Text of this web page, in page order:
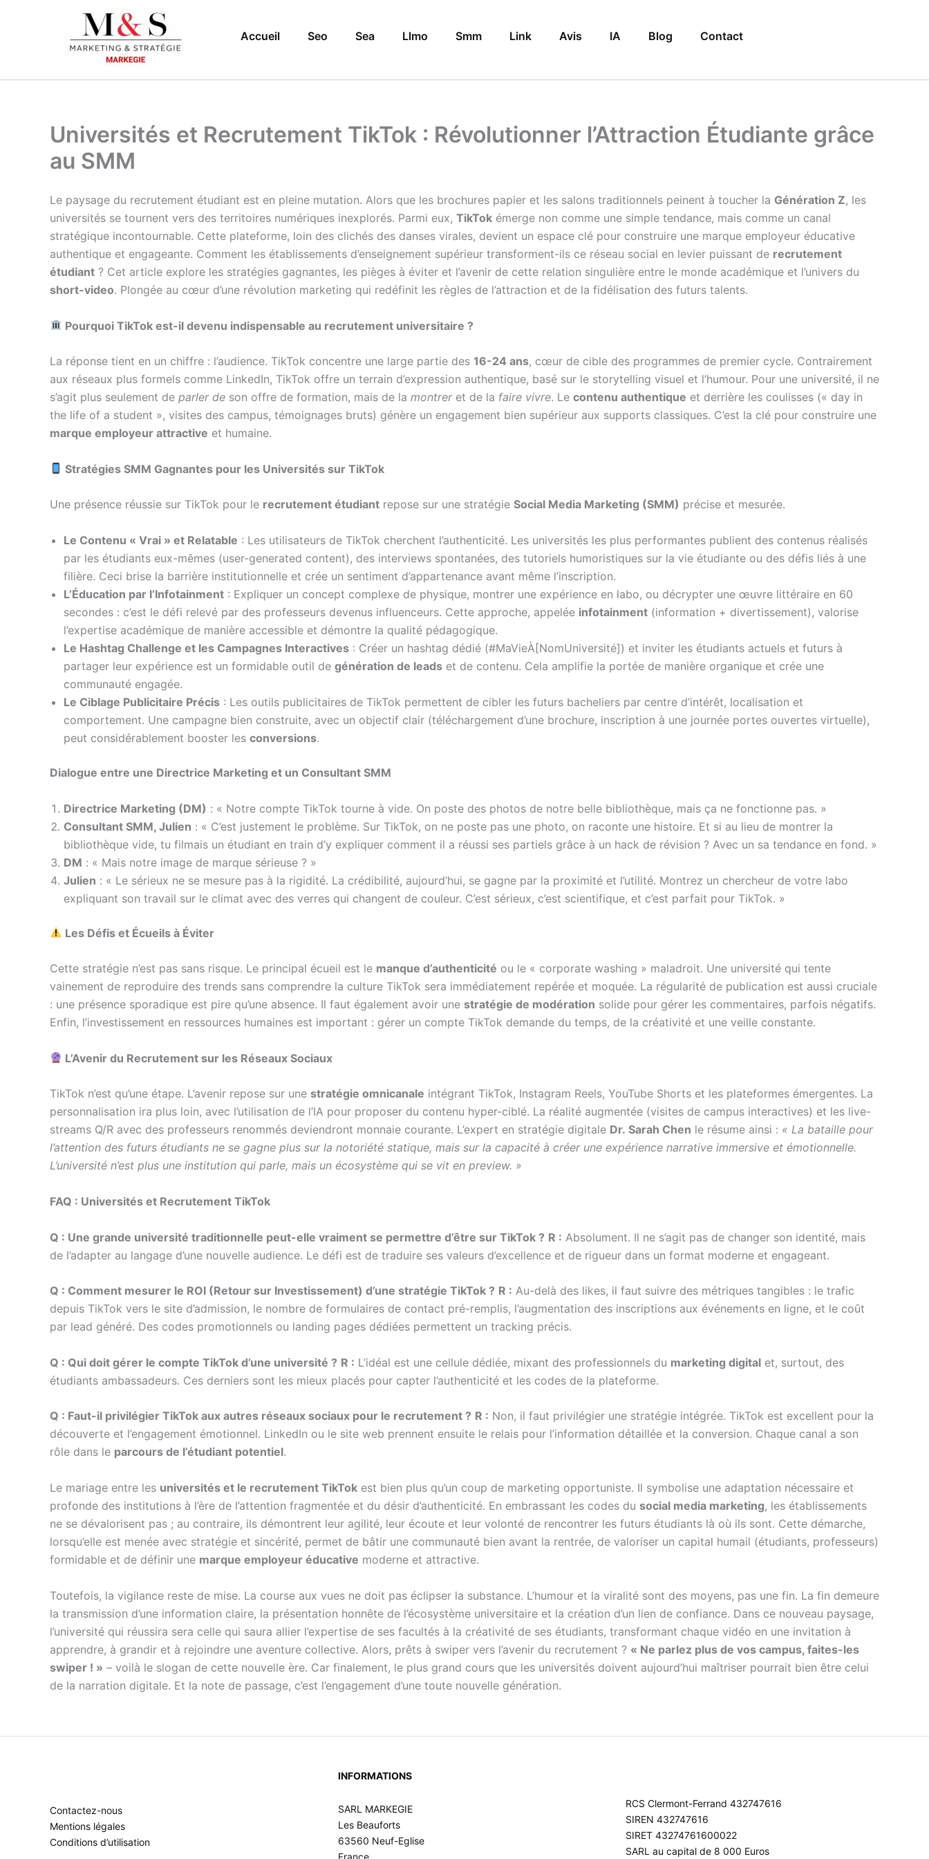
Accueil Seo Sea Llmo Smm Link Avis IA Blog Contact
Universités et Recrutement TikTok : Révolutionner l’Attraction Étudiante grâce
au SMM
Le paysage du recrutement étudiant est en pleine mutation. Alors que les brochures papier et les salons traditionnels peinent à toucher la Génération Z, les
universités se tournent vers des territoires numériques inexplorés. Parmi eux, TikTok émerge non comme une simple tendance, mais comme un canal
stratégique incontournable. Cette plateforme, loin des clichés des danses virales, devient un espace clé pour construire une marque employeur éducative
authentique et engageante. Comment les établissements d’enseignement supérieur transforment-ils ce réseau social en levier puissant de recrutement
étudiant ? Cet article explore les stratégies gagnantes, les pièges à éviter et l’avenir de cette relation singulière entre le monde académique et l’univers du
short-video. Plongée au cœur d’une révolution marketing qui redéfinit les règles de l’attraction et de la fidélisation des futurs talents.
Pourquoi TikTok est-il devenu indispensable au recrutement universitaire ?
La réponse tient en un chiffre : l’audience. TikTok concentre une large partie des 16-24 ans, cœur de cible des programmes de premier cycle. Contrairement
aux réseaux plus formels comme LinkedIn, TikTok offre un terrain d’expression authentique, basé sur le storytelling visuel et l’humour. Pour une université, il ne
s’agit plus seulement de parler de son offre de formation, mais de la montreret de la faire vivre. Le contenu authentique et derrière les coulisses (« day in
the life of a student », visites des campus, témoignages bruts) génère un engagement bien supérieur aux supports classiques. C’est la clé pour construire une
marque employeur attractive et humaine.
Stratégies SMM Gagnantes pour les Universités sur TikTok
Une présence réussie sur TikTok pour le recrutement étudiant repose sur une stratégie Social Media Marketing (SMM) précise et mesurée.
Le Contenu « Vrai » et Relatable : Les utilisateurs de TikTok cherchent l’authenticité. Les universités les plus performantes publient des contenus réalisés
par les étudiants eux-mêmes (user-generated content), des interviews spontanées, des tutoriels humoristiques sur la vie étudiante ou des défis liés à une
filière. Ceci brise la barrière institutionnelle et crée un sentiment d’appartenance avant même l’inscription.
L’Éducation par l’Infotainment : Expliquer un concept complexe de physique, montrer une expérience en labo, ou décrypter une œuvre littéraire en 60
secondes : c’est le défi relevé par des professeurs devenus influenceurs. Cette approche, appelée infotainment (information + divertissement), valorise
l’expertise académique de manière accessible et démontre la qualité pédagogique.
Le Hashtag Challenge et les Campagnes Interactives : Créer un hashtag dédié (#MaVieÀ[NomUniversité]) et inviter les étudiants actuels et futurs à
partager leur expérience est un formidable outil de génération de leads et de contenu. Cela amplifie la portée de manière organique et crée une
communauté engagée.
Le Ciblage Publicitaire Précis : Les outils publicitaires de TikTok permettent de cibler les futurs bacheliers par centre d’intérêt, localisation et
comportement. Une campagne bien construite, avec un objectif clair (téléchargement d’une brochure, inscription à une journée portes ouvertes virtuelle),
peut considérablement booster les conversions.
Dialogue entre une Directrice Marketing et un Consultant SMM
Directrice Marketing (DM) : « Notre compte TikTok tourne à vide. On poste des photos de notre belle bibliothèque, mais ça ne fonctionne pas. »
Consultant SMM, Julien : « C’est justement le problème. Sur TikTok, on ne poste pas une photo, on raconte une histoire. Et si au lieu de montrer la
bibliothèque vide, tu filmais un étudiant en train d’y expliquer comment il a réussi ses partiels grâce à un hack de révision ? Avec un sa tendance en fond. »
DM : « Mais notre image de marque sérieuse ? »
Julien : « Le sérieux ne se mesure pas à la rigidité. La crédibilité, aujourd’hui, se gagne par la proximité et l’utilité. Montrez un chercheur de votre labo
expliquant son travail sur le climat avec des verres qui changent de couleur. C’est sérieux, c’est scientifique, et c’est parfait pour TikTok. »
Les Défis et Écueils à Éviter
Cette stratégie n’est pas sans risque. Le principal écueil est le manque d’authenticité ou le « corporate washing » maladroit. Une université qui tente
vainement de reproduire des trends sans comprendre la culture TikTok sera immédiatement repérée et moquée. La régularité de publication est aussi cruciale
: une présence sporadique est pire qu’une absence. Il faut également avoir une stratégie de modération solide pour gérer les commentaires, parfois négatifs.
Enfin, l’investissement en ressources humaines est important : gérer un compte TikTok demande du temps, de la créativité et une veille constante.
L’Avenir du Recrutement sur les Réseaux Sociaux
TikTok n’est qu’une étape. L’avenir repose sur une stratégie omnicanale intégrant TikTok, Instagram Reels, YouTube Shorts et les plateformes émergentes. La
personnalisation ira plus loin, avec l’utilisation de l’IA pour proposer du contenu hyper-ciblé. La réalité augmentée (visites de campus interactives) et les live-
streams Q/R avec des professeurs renommés deviendront monnaie courante. L’expert en stratégie digitale Dr. Sarah Chen le résume ainsi : « La bataille pour
l’attention des futurs étudiants ne se gagne plus sur la notoriété statique, mais sur la capacité à créer une expérience narrative immersive et émotionnelle.
L’université n’est plus une institution qui parle, mais un écosystème qui se vit en preview. »
FAQ : Universités et Recrutement TikTok
Q : Une grande université traditionnelle peut-elle vraiment se permettre d’être sur TikTok ? R : Absolument. Il ne s’agit pas de changer son identité, mais
de l’adapter au langage d’une nouvelle audience. Le défi est de traduire ses valeurs d’excellence et de rigueur dans un format moderne et engageant.
Q : Comment mesurer le ROI (Retour sur Investissement) d’une stratégie TikTok ? R : Au-delà des likes, il faut suivre des métriques tangibles : le trafic
depuis TikTok vers le site d’admission, le nombre de formulaires de contact pré-remplis, l’augmentation des inscriptions aux événements en ligne, et le coût
par lead généré. Des codes promotionnels ou landing pages dédiées permettent un tracking précis.
Q : Qui doit gérer le compte TikTok d’une université ? R : L’idéal est une cellule dédiée, mixant des professionnels du marketing digital et, surtout, des
étudiants ambassadeurs. Ces derniers sont les mieux placés pour capter l’authenticité et les codes de la plateforme.
Q : Faut-il privilégier TikTok aux autres réseaux sociaux pour le recrutement ? R : Non, il faut privilégier une stratégie intégrée. TikTok est excellent pour la
découverte et l’engagement émotionnel. LinkedIn ou le site web prennent ensuite le relais pour l’information détaillée et la conversion. Chaque canal a son
rôle dans le parcours de l’étudiant potentiel.
Le mariage entre les universités et le recrutement TikTok est bien plus qu’un coup de marketing opportuniste. Il symbolise une adaptation nécessaire et
profonde des institutions à l’ère de l’attention fragmentée et du désir d’authenticité. En embrassant les codes du social media marketing, les établissements
ne se dévalorisent pas ; au contraire, ils démontrent leur agilité, leur écoute et leur volonté de rencontrer les futurs étudiants là où ils sont. Cette démarche,
lorsqu’elle est menée avec stratégie et sincérité, permet de bâtir une communauté bien avant la rentrée, de valoriser un capital humail (étudiants, professeurs)
formidable et de définir une marque employeur éducative moderne et attractive.
Toutefois, la vigilance reste de mise. La course aux vues ne doit pas éclipser la substance. L’humour et la viralité sont des moyens, pas une fin. La fin demeure
la transmission d’une information claire, la présentation honnête de l’écosystème universitaire et la création d’un lien de confiance. Dans ce nouveau paysage,
l’université qui réussira sera celle qui saura allier l’expertise de ses facultés à la créativité de ses étudiants, transformant chaque vidéo en une invitation à
apprendre, à grandir et à rejoindre une aventure collective. Alors, prêts à swiper vers l’avenir du recrutement ? « Ne parlez plus de vos campus, faites-les
swiper ! » – voilà le slogan de cette nouvelle ère. Car finalement, le plus grand cours que les universités doivent aujourd’hui maîtriser pourrait bien être celui
de la narration digitale. Et la note de passage, c’est l’engagement d’une toute nouvelle génération.
Contactez-nous
Mentions légales
Conditions d’utilisation
INFORMATIONS
SARL MARKEGIE
Les Beauforts
63560 Neuf-Eglise
France
RCS Clermont-Ferrand 432747616
SIREN 432747616
SIRET 43274761600022
SARL au capital de 8 000 Euros